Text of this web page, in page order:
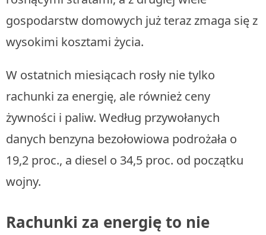
gospodarstw domowych już teraz zmaga się z
wysokimi kosztami życia.
W ostatnich miesiącach rosły nie tylko
rachunki za energię, ale również ceny
żywności i paliw. Według przywołanych
danych benzyna bezołowiowa podrożała o
19,2 proc., a diesel o 34,5 proc. od początku
wojny.
Rachunki za energię to nie